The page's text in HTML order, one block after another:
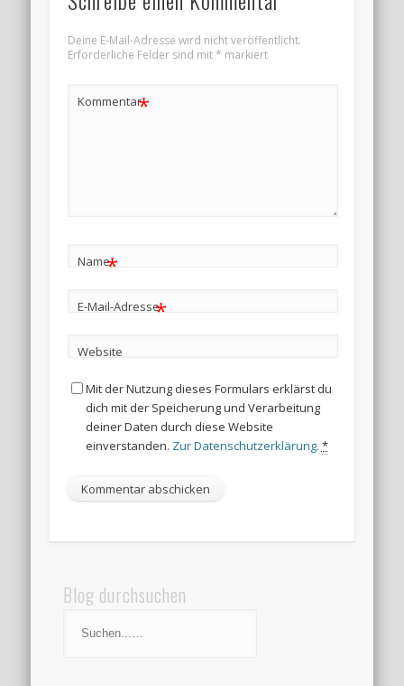
Deine E-Mail-Adresse wird nicht veröffentlicht.
Erforderliche Felder sind mit* markiert
Kommentar*
Name*
E-Mail-Adresse*
Website
Mit der Nutzung dieses Formulars erklärst du
dich mit der Speicherung und Verarbeitung
deiner Daten durch diese Website
einverstanden. Zur Datenschutzerklärung. *
Blog durchsuchen